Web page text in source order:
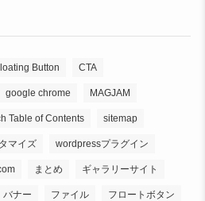
Button CTA
google chrome MAGJAM
Table of Contents sitemap
マイズ wordpressプラグイン
まとめ ギャラリーサイト
バナー ファイル フロートボタン